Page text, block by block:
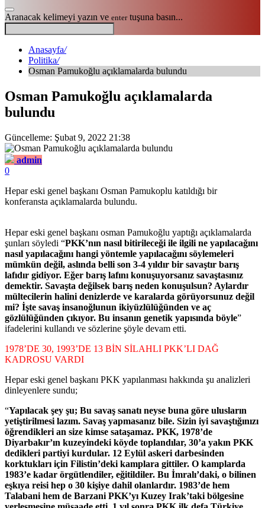
Aranacak kelimeyi yazın ve entertuşuna basın...
Anasayfa/
Politika/
Osman Pamukoğlu açıklamalarda bulundu
Osman Pamukoğlu açıklamalarda
bulundu
Güncelleme: Şubat 9, 2022 21:38
admin
0
Hepar eski genel başkanı Osman Pamukoplu katıldığı bir
konferansta açıklamalarda bulundu.
Hepar eski genel başkanı osman Pamukoğlu yaptığı açıklamalarda
şunları söyledi “PKK’nın nasıl bitirileceği ile ilgili ne yapılacağını
nasıl yapılacağını hangi yöntemle yapılacağını söylemeleri
mümkün değil, aslında belli son 3-4 yıldır bir savaştır barış
lafıdır gidiyor. Eğer barış lafını konuşuyorsanız savaştasınız
demektir. Savaşta değilsek barış neden konuşulsun? Aylardır
mültecilerin halini denizlerde ve karalarda görüyorsunuz değil
mi? İşte savaş insanoğlunun ikiyüzlülüğünden ve aç
gözlülüğünden çıkıyor. Bu insanın genetik yapısında böyle”
ifadelerini kullandı ve sözlerine şöyle devam etti.
1978’DE 30, 1993’DE 13 BİN SİLAHLI PKK’LI DAĞ
KADROSU VARDI
Hepar eski genel başkanı PKK yapılanması hakkında şu analizleri
dinleyenlere sundu;
“Yapılacak şey şu; Bu savaş sanatı neyse buna göre ulusların
yetiştirilmesi lazım. Savaş yapmasanız bile. Sizin iyi savaştığınızı
öğrendikleri an size kimse sataşamaz. PKK, 1978’de
Diyarbakır’ın kuzeyindeki köyde toplandılar, 30’a yakın PKK
dedikleri partiyi kurdular. 12 Eylül askeri darbesinden
korktukları için Filistin’deki kamplara gittiler. O kamplarda
1983’e kadar örgütlendiler, eğitildiler. Bu İmralı’daki, o bilinen
eşkıya reisi hep o 30 kişiye dahil olanlardır. 1983’de hem
Talabani hem de Barzani PKK’yı Kuzey Irak’taki bölgesine